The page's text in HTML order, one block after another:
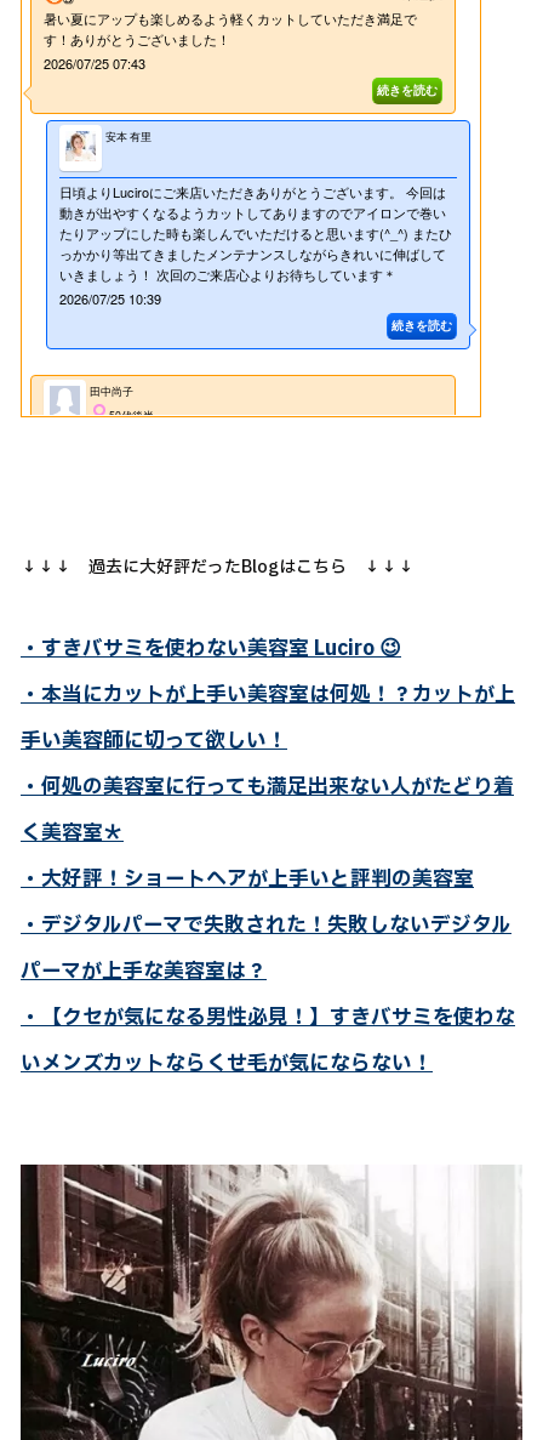
↓↓↓ 過去に大好評だったBlogはこちら ↓↓↓
・すきバサミを使わない美容室 Luciro 😉
・本当にカットが上手い美容室は何処！？カットが上
手い美容師に切って欲しい！
・何処の美容室に行っても満足出来ない人がたどり着
く美容室＊
・大好評！ショートヘアが上手いと評判の美容室
・デジタルパーマで失敗された！失敗しないデジタル
パーマが上手な美容室は？
・【クセが気になる男性必見！】すきバサミを使わな
いメンズカットならくせ毛が気にならない！